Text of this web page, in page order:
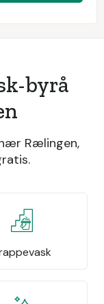
byrå
Rælingen,